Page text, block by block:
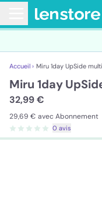
Accueil › Miru 1day UpSide
Miru 1day
32,99 €
29,69 € avec Abonnement
0 avis